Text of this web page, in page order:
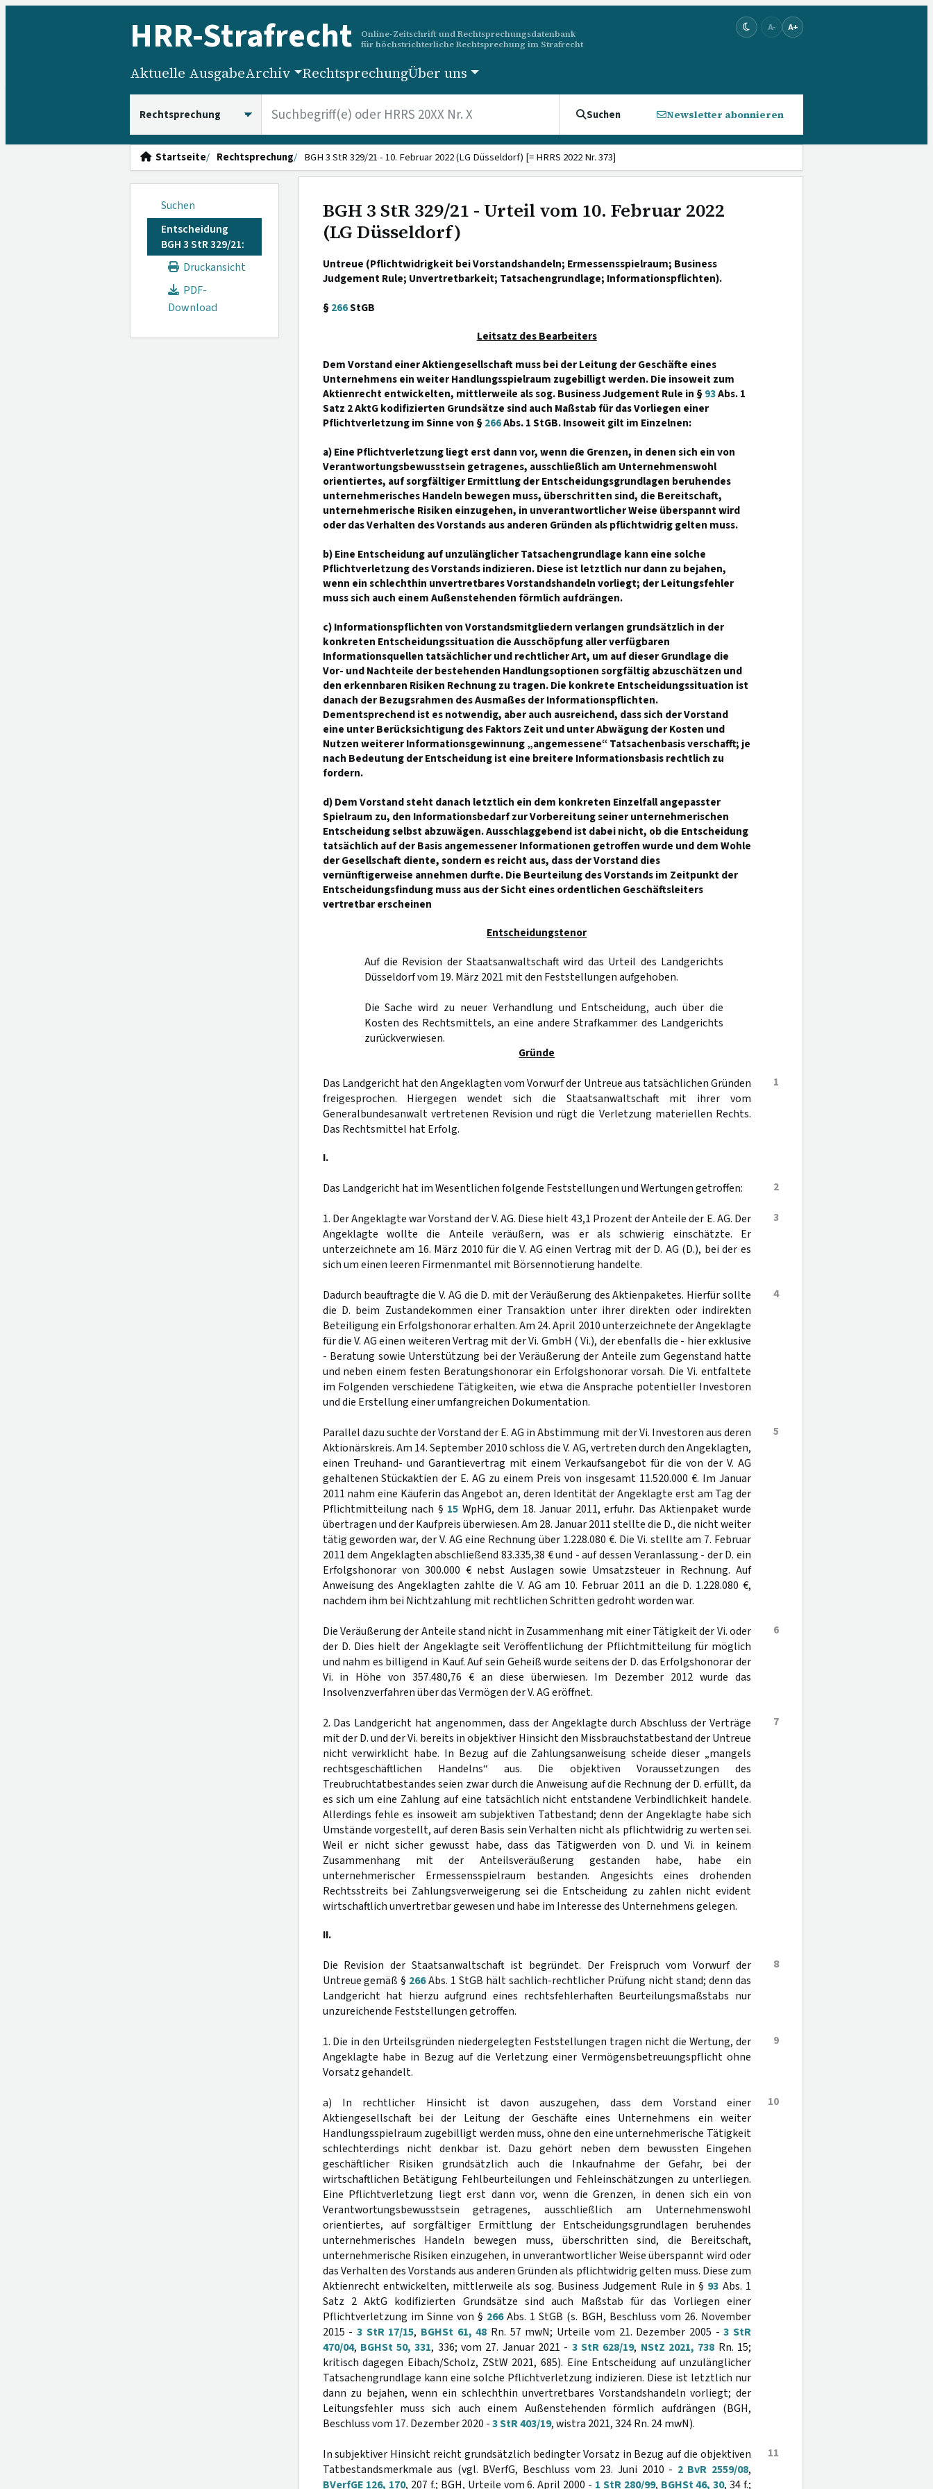
HRR-Strafrecht
Online-Zeitschrift und Rechtsprechungsdatenbank
für höchstrichterliche Rechtsprechung im Strafrecht
A- A+
Aktuelle AusgabeArchiv RechtsprechungÜber uns
Suchen Newsletter abonnieren
Startseite Rechtsprechung BGH 3 StR 329/21 - 10. Februar 2022 (LG Düsseldorf) [= HRRS 2022 Nr. 373]
Suchen
Entscheidung
BGH 3 StR 329/21:
Druckansicht
PDF-
Download
BGH 3 StR 329/21 - Urteil vom 10. Februar 2022
(LG Düsseldorf)
Untreue (Pflichtwidrigkeit bei Vorstandshandeln; Ermessensspielraum; Business
Judgement Rule; Unvertretbarkeit; Tatsachengrundlage; Informationspflichten).
§266StGB
Leitsatz des Bearbeiters
Dem Vorstand einer Aktiengesellschaft muss bei der Leitung der Geschäfte eines
Unternehmens ein weiter Handlungsspielraum zugebilligt werden. Die insoweit zum
Aktienrecht entwickelten, mittlerweile als sog. Business Judgement Rule in §93Abs. 1
Satz 2 AktG kodifizierten Grundsätze sind auch Maßstab für das Vorliegen einer
Pflichtverletzung im Sinne von §266Abs. 1 StGB. Insoweit gilt im Einzelnen:
a) Eine Pflichtverletzung liegt erst dann vor, wenn die Grenzen, in denen sich ein von
Verantwortungsbewusstsein getragenes, ausschließlich am Unternehmenswohl
orientiertes, auf sorgfältiger Ermittlung der Entscheidungsgrundlagen beruhendes
unternehmerisches Handeln bewegen muss, überschritten sind, die Bereitschaft,
unternehmerische Risiken einzugehen, in unverantwortlicher Weise überspannt wird
oder das Verhalten des Vorstands aus anderen Gründen als pflichtwidrig gelten muss.
b) Eine Entscheidung auf unzulänglicher Tatsachengrundlage kann eine solche
Pflichtverletzung des Vorstands indizieren. Diese ist letztlich nur dann zu bejahen,
wenn ein schlechthin unvertretbares Vorstandshandeln vorliegt; der Leitungsfehler
muss sich auch einem Außenstehenden förmlich aufdrängen.
c) Informationspflichten von Vorstandsmitgliedern verlangen grundsätzlich in der
konkreten Entscheidungssituation die Ausschöpfung aller verfügbaren
Informationsquellen tatsächlicher und rechtlicher Art, um auf dieser Grundlage die
Vor- und Nachteile der bestehenden Handlungsoptionen sorgfältig abzuschätzen und
den erkennbaren Risiken Rechnung zu tragen. Die konkrete Entscheidungssituation ist
danach der Bezugsrahmen des Ausmaßes der Informationspflichten.
Dementsprechend ist es notwendig, aber auch ausreichend, dass sich der Vorstand
eine unter Berücksichtigung des Faktors Zeit und unter Abwägung der Kosten und
Nutzen weiterer Informationsgewinnung „angemessene“ Tatsachenbasis verschafft; je
nach Bedeutung der Entscheidung ist eine breitere Informationsbasis rechtlich zu
fordern.
d) Dem Vorstand steht danach letztlich ein dem konkreten Einzelfall angepasster
Spielraum zu, den Informationsbedarf zur Vorbereitung seiner unternehmerischen
Entscheidung selbst abzuwägen. Ausschlaggebend ist dabei nicht, ob die Entscheidung
tatsächlich auf der Basis angemessener Informationen getroffen wurde und dem Wohle
der Gesellschaft diente, sondern es reicht aus, dass der Vorstand dies
vernünftigerweise annehmen durfte. Die Beurteilung des Vorstands im Zeitpunkt der
Entscheidungsfindung muss aus der Sicht eines ordentlichen Geschäftsleiters
vertretbar erscheinen
Entscheidungstenor
Auf die Revision der Staatsanwaltschaft wird das Urteil des Landgerichts
Düsseldorf vom 19. März 2021 mit den Feststellungen aufgehoben.
Die Sache wird zu neuer Verhandlung und Entscheidung, auch über die
Kosten des Rechtsmittels, an eine andere Strafkammer des Landgerichts
zurückverwiesen.
Gründe
1
Das Landgericht hat den Angeklagten vom Vorwurf der Untreue aus tatsächlichen Gründen
freigesprochen. Hiergegen wendet sich die Staatsanwaltschaft mit ihrer vom
Generalbundesanwalt vertretenen Revision und rügt die Verletzung materiellen Rechts.
Das Rechtsmittel hat Erfolg.
I.
2
Das Landgericht hat im Wesentlichen folgende Feststellungen und Wertungen getroffen:
3
1. Der Angeklagte war Vorstand der V. AG. Diese hielt 43,1 Prozent der Anteile der E. AG. Der
Angeklagte wollte die Anteile veräußern, was er als schwierig einschätzte. Er
unterzeichnete am 16. März 2010 für die V. AG einen Vertrag mit der D. AG (D.), bei der es
sich um einen leeren Firmenmantel mit Börsennotierung handelte.
4
Dadurch beauftragte die V. AG die D. mit der Veräußerung des Aktienpaketes. Hierfür sollte
die D. beim Zustandekommen einer Transaktion unter ihrer direkten oder indirekten
Beteiligung ein Erfolgshonorar erhalten. Am 24. April 2010 unterzeichnete der Angeklagte
für die V. AG einen weiteren Vertrag mit der Vi. GmbH ( Vi.), der ebenfalls die - hier exklusive
- Beratung sowie Unterstützung bei der Veräußerung der Anteile zum Gegenstand hatte
und neben einem festen Beratungshonorar ein Erfolgshonorar vorsah. Die Vi. entfaltete
im Folgenden verschiedene Tätigkeiten, wie etwa die Ansprache potentieller Investoren
und die Erstellung einer umfangreichen Dokumentation.
5
Parallel dazu suchte der Vorstand der E. AG in Abstimmung mit der Vi. Investoren aus deren
Aktionärskreis. Am 14. September 2010 schloss die V. AG, vertreten durch den Angeklagten,
einen Treuhand- und Garantievertrag mit einem Verkaufsangebot für die von der V. AG
gehaltenen Stückaktien der E. AG zu einem Preis von insgesamt 11.520.000 €. Im Januar
2011 nahm eine Käuferin das Angebot an, deren Identität der Angeklagte erst am Tag der
Pflichtmitteilung nach § 15 WpHG, dem 18. Januar 2011, erfuhr. Das Aktienpaket wurde
übertragen und der Kaufpreis überwiesen. Am 28. Januar 2011 stellte die D., die nicht weiter
tätig geworden war, der V. AG eine Rechnung über 1.228.080 €. Die Vi. stellte am 7. Februar
2011 dem Angeklagten abschließend 83.335,38 € und - auf dessen Veranlassung - der D. ein
Erfolgshonorar von 300.000 € nebst Auslagen sowie Umsatzsteuer in Rechnung. Auf
Anweisung des Angeklagten zahlte die V. AG am 10. Februar 2011 an die D. 1.228.080 €,
nachdem ihm bei Nichtzahlung mit rechtlichen Schritten gedroht worden war.
6
Die Veräußerung der Anteile stand nicht in Zusammenhang mit einer Tätigkeit der Vi. oder
der D. Dies hielt der Angeklagte seit Veröffentlichung der Pflichtmitteilung für möglich
und nahm es billigend in Kauf. Auf sein Geheiß wurde seitens der D. das Erfolgshonorar der
Vi. in Höhe von 357.480,76 € an diese überwiesen. Im Dezember 2012 wurde das
Insolvenzverfahren über das Vermögen der V. AG eröffnet.
7
2. Das Landgericht hat angenommen, dass der Angeklagte durch Abschluss der Verträge
mit der D. und der Vi. bereits in objektiver Hinsicht den Missbrauchstatbestand der Untreue
nicht verwirklicht habe. In Bezug auf die Zahlungsanweisung scheide dieser „mangels
rechtsgeschäftlichen Handelns“ aus. Die objektiven Voraussetzungen des
Treubruchtatbestandes seien zwar durch die Anweisung auf die Rechnung der D. erfüllt, da
es sich um eine Zahlung auf eine tatsächlich nicht entstandene Verbindlichkeit handele.
Allerdings fehle es insoweit am subjektiven Tatbestand; denn der Angeklagte habe sich
Umstände vorgestellt, auf deren Basis sein Verhalten nicht als pflichtwidrig zu werten sei.
Weil er nicht sicher gewusst habe, dass das Tätigwerden von D. und Vi. in keinem
Zusammenhang mit der Anteilsveräußerung gestanden habe, habe ein
unternehmerischer Ermessensspielraum bestanden. Angesichts eines drohenden
Rechtsstreits bei Zahlungsverweigerung sei die Entscheidung zu zahlen nicht evident
wirtschaftlich unvertretbar gewesen und habe im Interesse des Unternehmens gelegen.
II.
8
Die Revision der Staatsanwaltschaft ist begründet. Der Freispruch vom Vorwurf der
Untreue gemäß § 266Abs. 1 StGB hält sachlich-rechtlicher Prüfung nicht stand; denn das
Landgericht hat hierzu aufgrund eines rechtsfehlerhaften Beurteilungsmaßstabs nur
unzureichende Feststellungen getroffen.
9
1. Die in den Urteilsgründen niedergelegten Feststellungen tragen nicht die Wertung, der
Angeklagte habe in Bezug auf die Verletzung einer Vermögensbetreuungspflicht ohne
Vorsatz gehandelt.
10
a) In rechtlicher Hinsicht ist davon auszugehen, dass dem Vorstand einer
Aktiengesellschaft bei der Leitung der Geschäfte eines Unternehmens ein weiter
Handlungsspielraum zugebilligt werden muss, ohne den eine unternehmerische Tätigkeit
schlechterdings nicht denkbar ist. Dazu gehört neben dem bewussten Eingehen
geschäftlicher Risiken grundsätzlich auch die Inkaufnahme der Gefahr, bei der
wirtschaftlichen Betätigung Fehlbeurteilungen und Fehleinschätzungen zu unterliegen.
Eine Pflichtverletzung liegt erst dann vor, wenn die Grenzen, in denen sich ein von
Verantwortungsbewusstsein getragenes, ausschließlich am Unternehmenswohl
orientiertes, auf sorgfältiger Ermittlung der Entscheidungsgrundlagen beruhendes
unternehmerisches Handeln bewegen muss, überschritten sind, die Bereitschaft,
unternehmerische Risiken einzugehen, in unverantwortlicher Weise überspannt wird oder
das Verhalten des Vorstands aus anderen Gründen als pflichtwidrig gelten muss. Diese zum
Aktienrecht entwickelten, mittlerweile als sog. Business Judgement Rule in § 93 Abs. 1
Satz 2 AktG kodifizierten Grundsätze sind auch Maßstab für das Vorliegen einer
Pflichtverletzung im Sinne von § 266Abs. 1 StGB (s. BGH, Beschluss vom 26. November
2015 - 3 StR 17/15, BGHSt 61, 48 Rn. 57 mwN; Urteile vom 21. Dezember 2005 -3 StR
470/04, BGHSt 50, 331, 336; vom 27. Januar 2021 - 3 StR 628/19, NStZ 2021, 738 Rn. 15;
kritisch dagegen Eibach/Scholz, ZStW 2021, 685). Eine Entscheidung auf unzulänglicher
Tatsachengrundlage kann eine solche Pflichtverletzung indizieren. Diese ist letztlich nur
dann zu bejahen, wenn ein schlechthin unvertretbares Vorstandshandeln vorliegt; der
Leitungsfehler muss sich auch einem Außenstehenden förmlich aufdrängen (BGH,
Beschluss vom 17. Dezember 2020 -3 StR 403/19, wistra 2021, 324 Rn. 24 mwN).
11
In subjektiver Hinsicht reicht grundsätzlich bedingter Vorsatz in Bezug auf die objektiven
Tatbestandsmerkmale aus (vgl. BVerfG, Beschluss vom 23. Juni 2010 - 2 BvR 2559/08,
BVerfGE 126, 170, 207 f.; BGH, Urteile vom 6. April 2000 - 1 StR 280/99, BGHSt 46, 30, 34 f.;